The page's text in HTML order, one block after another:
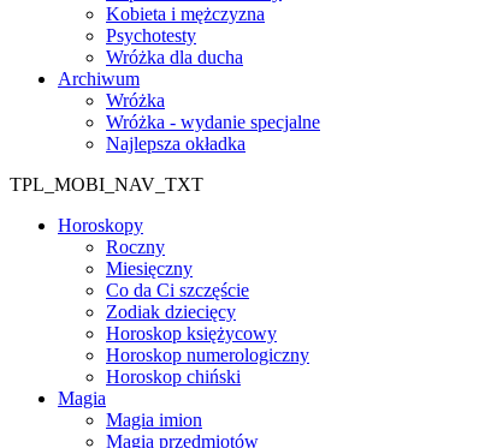
Kobieta i mężczyzna
Psychotesty
Wróżka dla ducha
Archiwum
Wróżka
Wróżka - wydanie specjalne
Najlepsza okładka
TPL_MOBI_NAV_TXT
Horoskopy
Roczny
Miesięczny
Co da Ci szczęście
Zodiak dziecięcy
Horoskop księżycowy
Horoskop numerologiczny
Horoskop chiński
Magia
Magia imion
Magia przedmiotów